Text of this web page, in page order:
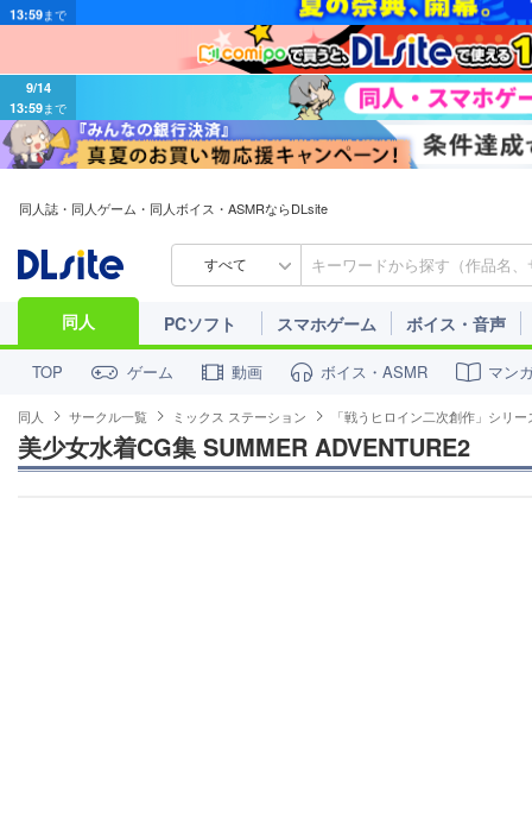
13:59まで
同人誌・同人ゲーム・同人ボイス・ASMRならDLsite
すべて
同人 PCソフト スマホゲーム ボイス・音声
TOP ゲーム 動画 ボイス・ASMR マン
同人 サークル一覧 ミックス ステーション 「戦うヒロイン二次創作」シリー
美少女水着CG集 SUMMER ADVENTURE2